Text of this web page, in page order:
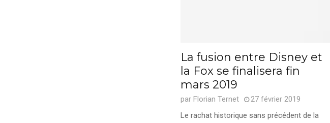
La fusion entre Disney et
la Fox se finalisera fin
mars 2019
par Florian Ternet
27 février 2019
Le rachat historique sans précédent de la